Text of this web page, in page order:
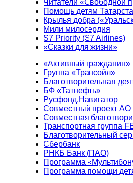
Читатели «Свободной
Помощь детям
Крылья добра
Мили милосердия
S7 Priority (S7 Airlines)
«Сказки для жизни»
«Активный
Группа «Трансойл»
Благотворительная
БФ «Татнефть»
Русфонд.Навигатор
Совместный проект АО
Совместная
Транспортная группа
Благотворительный
Сбербанк
РНКБ Банк (ПАО)
Программа
Программа помощи